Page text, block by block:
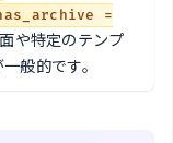
=
や特定のテンプ
般的です。